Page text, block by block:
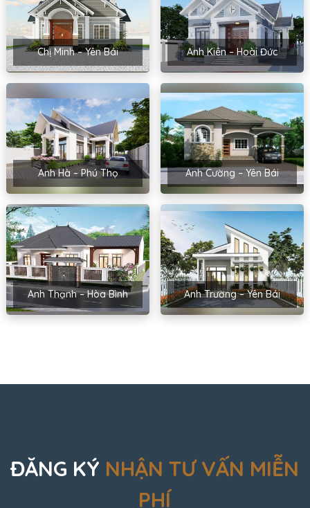
Chị Minh – Yên Bái Anh Kiên – Hoài Đức
Anh Hà – Phú Thọ Anh Cường – Yên Bái
Anh Thạnh – Hòa Bình Anh Trường – Yên Bái
ĐĂNG KÝ NHẬN TƯ VẤN MIỄN
PHÍ